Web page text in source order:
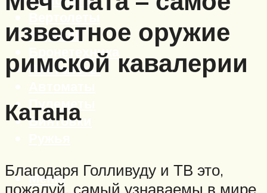
Корабли
Бронетехника
Пистолеты
Пулеметы
Винтовки
Меню
известное оружие
римской кавалерии
Катана
Благодаря Голливуду и ТВ это,
пожалуй, самый узнаваемы в мире